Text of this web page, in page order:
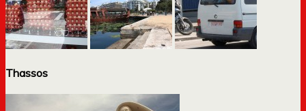
Thassos